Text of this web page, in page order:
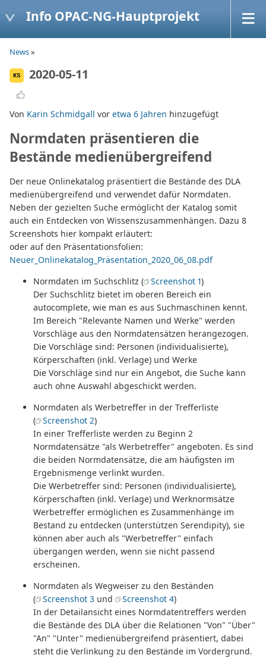
Info OPAC-NG-Hauptprojekt
News»
KS 2020-05-11
Von Karin Schmidgall vor etwa 6 Jahren hinzugefügt
Normdaten präsentieren die
Bestände medienübergreifend
Der neue Onlinekatalog präsentiert die Bestände des DLA
medienübergreifend und verwendet dafür Normdaten.
Neben der gezielten Suche ermöglicht der Katalog somit
auch ein Entdecken von Wissenszusammenhängen. Dazu 8
Screenshots hier kompakt erläutert:
oder auf den Präsentationsfolien:
Neuer_Onlinekatalog_Präsentation_2020_06_08.pdf
Normdaten im Suchschlitz (
Screenshot 1)
Der Suchschlitz bietet im oberen Bereich ein
autocomplete, wie man es aus Suchmaschinen kennt.
Im Bereich "Relevante Namen und Werke" werden
Vorschläge aus den Normdatensätzen herangezogen.
Die Vorschläge sind: Personen (individualisierte),
Körperschaften (inkl. Verlage) und Werke
Die Vorschläge sind nur ein Angebot, die Suche kann
auch ohne Auswahl abgeschickt werden.
Normdaten als Werbetreffer in der Trefferliste
(
Screenshot 2)
In einer Trefferliste werden zu Beginn 2
Normdatensätze "als Werbetreffer" angeboten. Es sind
die beiden Normdatensätze, die am häufigsten im
Ergebnismenge verlinkt wurden.
Die Werbetreffer sind: Personen (individualisierte),
Körperschaften (inkl. Verlage) und Werknormsätze
Werbetreffer ermöglichen es Zusammenhänge im
Bestand zu entdecken (unterstützen Serendipity), sie
können aber auch als "Werbetreffer" einfach
übergangen werden, wenn sie nicht passend
erscheinen.
Normdaten als Wegweiser zu den Beständen
(
Screenshot 3 und Screenshot 4)
In der Detailansicht eines Normdatentreffers werden
die Bestände des DLA über die Relationen "Von" "Über"
"An" "Unter" medienübergreifend präsentiert, dabei
steht die Verlinkung zu den Bestände im Vordergrund.